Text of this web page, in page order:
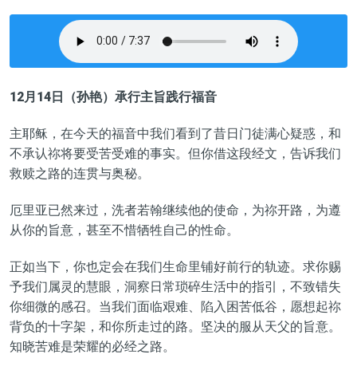
12月14日（孙艳）承行主旨践行福音
主耶稣，在今天的福音中我们看到了昔日门徒满心疑惑，和
不承认祢将要受苦受难的事实。但你借这段经文，告诉我们
救赎之路的连贯与奥秘。
厄里亚已然来过，洗者若翰继续他的使命，为祢开路，为遵
从你的旨意，甚至不惜牺牲自己的性命。
正如当下，你也定会在我们生命里铺好前行的轨迹。求你赐
予我们属灵的慧眼，洞察日常琐碎生活中的指引，不致错失
你细微的感召。当我们面临艰难、陷入困苦低谷，愿想起祢
背负的十字架，和你所走过的路。坚决的服从天父的旨意。
知晓苦难是荣耀的必经之路。